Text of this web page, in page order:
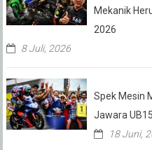
Mekanik
2026
8 Juli, 2026
Spek Mesin
Jawara
18 Juni,